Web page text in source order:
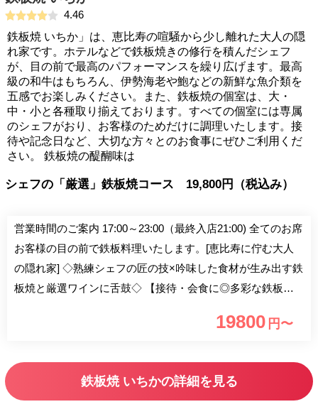
4.46
鉄板焼 いちか」は、恵比寿の喧騒から少し離れた大人の隠
れ家です。ホテルなどで鉄板焼きの修行を積んだシェフ
が、目の前で最高のパフォーマンスを繰り広げます。最高
級の和牛はもちろん、伊勢海老や鮑などの新鮮な魚介類を
五感でお楽しみください。また、鉄板焼の個室は、大・
中・小と各種取り揃えております。すべての個室には専属
のシェフがおり、お客様のためだけに調理いたします。接
待や記念日など、大切な方々とのお食事にぜひご利用くだ
さい。 鉄板焼の醍醐味は
シェフの「厳選」鉄板焼コース 19,800円（税込み）
営業時間のご案内 17:00～23:00（最終入店21:00) 全てのお席
お客様の目の前で鉄板料理いたします。[恵比寿に佇む大人
の隠れ家] ◇熟練シェフの匠の技×吟味した食材が生み出す鉄
板焼と厳選ワインに舌鼓◇ 【接待・会食に◎多彩な鉄板焼
円(税抜) グラスシャンパン付「記念日特別コース」10,500円
る舌触りをご賞味ください オマール海老・フォアグラなど
世界の産地直送の高級食材をご用意 【五感で楽しむ鉄板焼
19800 円〜
鉄板焼 いちかの詳細を見る